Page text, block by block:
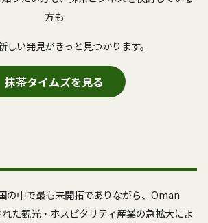
方も
しい発見がきっと見つかります。
抹茶タイムズを見る
の中で最も未開拓でありながら、Oman
た観光・ホスピタリティ産業の急拡大によ